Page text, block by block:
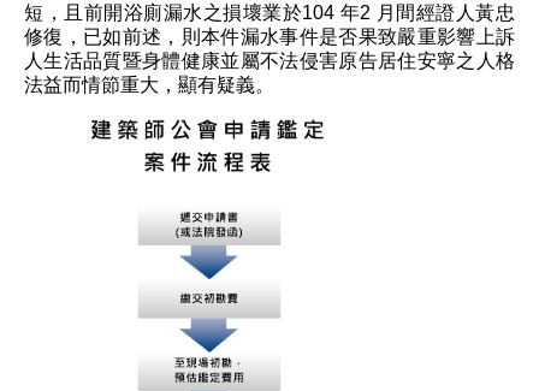
短，且前開浴廁漏水之損壞業於104 年2 月間經證人黃忠
修復，已如前述，則本件漏水事件是否果致嚴重影響上訴
人生活品質暨身體健康並屬不法侵害原告居住安寧之人格
法益而情節重大，顯有疑義。